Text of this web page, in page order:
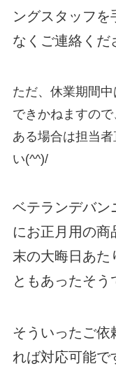
ングスタッフを
なくご連絡くだ
ただ、休業期間
できかねますの
ある場合は担当
い(^^)/
ベテランデバン
にお正月用の
末の大晦日あた
ともあったそう
そういったご依
れば対応可能で